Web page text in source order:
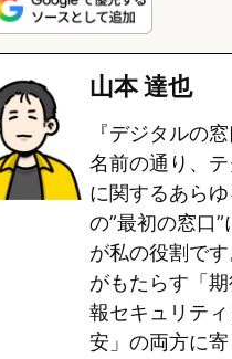
s
t
o
o
n
u
e
s
k
e
b
o
o
k
山本 達也
『デジタルの
名前の通り、
に関するあら
の”最初の窓口”
が私の役割で
がもたらす「
報セキュリテ
安」の両方に